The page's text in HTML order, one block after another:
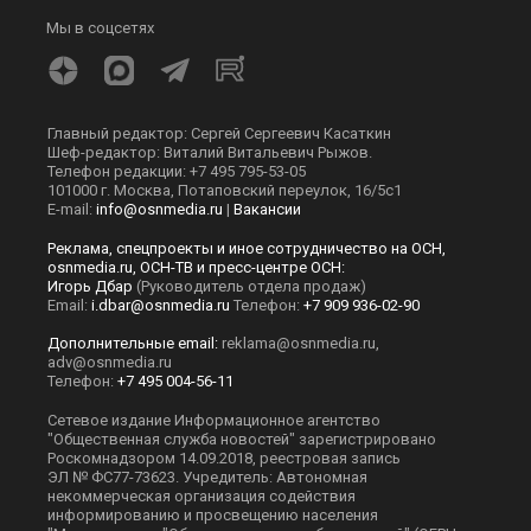
Мы в соцсетях
Главный редактор: Сергей Сергеевич Касаткин
Шеф-редактор: Виталий Витальевич Рыжов.
Телефон редакции: +7 495 795-53-05
101000 г. Москва, Потаповский переулок, 16/5с1
E-mail: info@osnmedia.ru | Вакансии
Реклама, спецпроекты и иное сотрудничество на ОСН,
osnmedia.ru, ОСН-ТВ и пресс-центре ОСН:
Игорь Дбар (Руководитель отдела продаж)
Email: i.dbar@osnmedia.ru Телефон: +7 909 936-02-90
Дополнительные email: reklama@osnmedia.ru,
adv@osnmedia.ru
Телефон: +7 495 004-56-11
Сетевое издание Информационное агентство
"Общественная служба новостей" зарегистрировано
Роскомнадзором 14.09.2018, реестровая запись
ЭЛ № ФС77-73623. Учредитель: Автономная
некоммерческая организация содействия
информированию и просвещению населения